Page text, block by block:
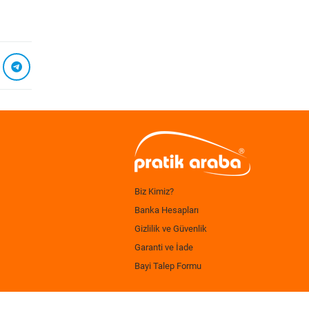
Biz Kimiz?
Banka Hesapları
Gizlilik ve Güvenlik
Garanti ve İade
Bayi Talep Formu